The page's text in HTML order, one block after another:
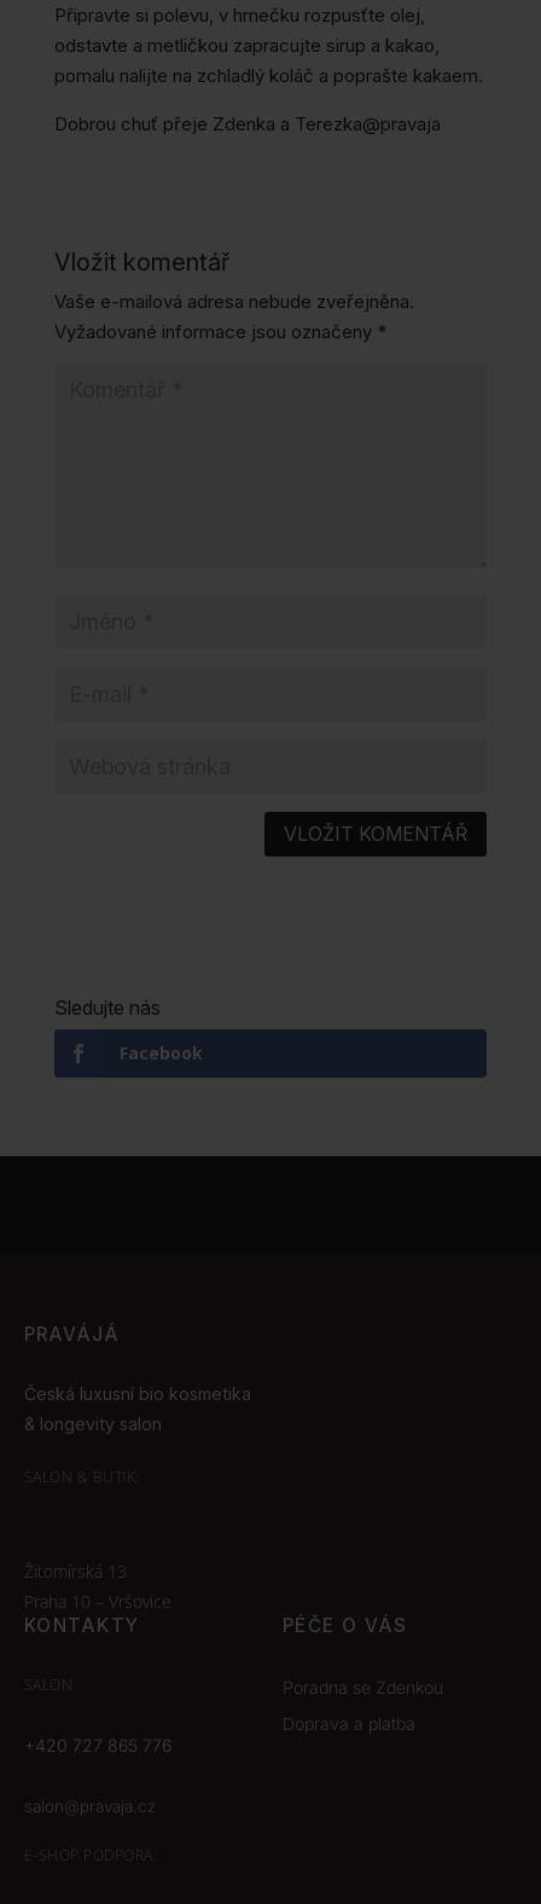
Připravte si polevu, v hrnečku rozpusťte olej,
odstavte a metličkou zapracujte sirup a kakao,
pomalu nalijte na zchladlý koláč a poprašte kakaem.
Dobrou chuť přeje Zdenka a Terezka@pravaja
Vložit komentář
Vaše e-mailová adresa nebude zveřejněna.
Vyžadované informace jsou označeny *
Sledujte nás
Facebook
PRAVÁJÁ
Česká luxusní bio kosmetika
& longevity salon
SALON & BUTIK:
Žitomírská 13
Praha 10 – Vršovice
KONTAKTY
SALON:
+420 727 865 776
salon@pravaja.cz
E-SHOP PODPORA:
PÉČE O VÁS
Poradna se Zdenkou
Doprava a platba